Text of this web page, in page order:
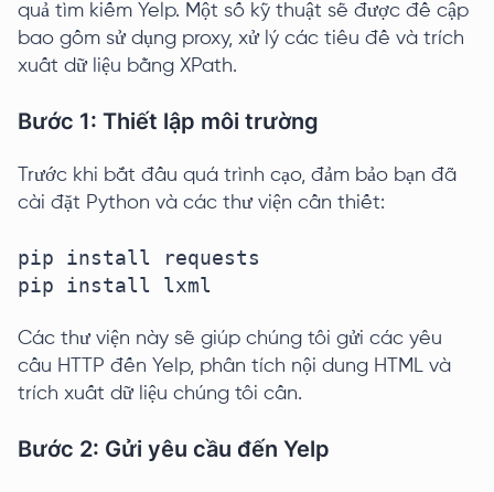
quả tìm kiếm Yelp. Một số kỹ thuật sẽ được đề cập
bao gồm sử dụng proxy, xử lý các tiêu đề và trích
xuất dữ liệu bằng XPath.
Bước 1: Thiết lập môi trường
Trước khi bắt đầu quá trình cạo, đảm bảo bạn đã
cài đặt Python và các thư viện cần thiết:
pip install requests
pip install lxml
Các thư viện này sẽ giúp chúng tôi gửi các yêu
cầu HTTP đến Yelp, phân tích nội dung HTML và
trích xuất dữ liệu chúng tôi cần.
Bước 2: Gửi yêu cầu đến Yelp